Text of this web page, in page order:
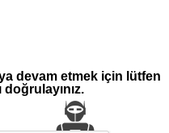
devam etmek için lütfen
doğrulayınız.